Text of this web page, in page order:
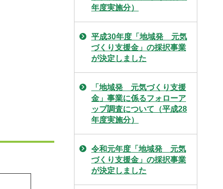
年度実施分）
平成30年度「地域発 元気
づくり支援金」の採択事業
が決定しました
「地域発 元気づくり支援
金」事業に係るフォローア
ップ調査について（平成28
年度実施分）
令和元年度「地域発 元気
づくり支援金」の採択事業
が決定しました